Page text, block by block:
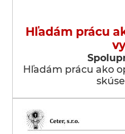
Hľadám prácu
Hľadám prácu ako